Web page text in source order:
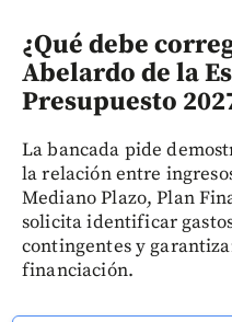
¿Qué debe
Abelardo de la
Presupuesto
La bancada pide
la relación entre
Mediano Plazo, Plan
solicita identificar
contingentes y
financiación.